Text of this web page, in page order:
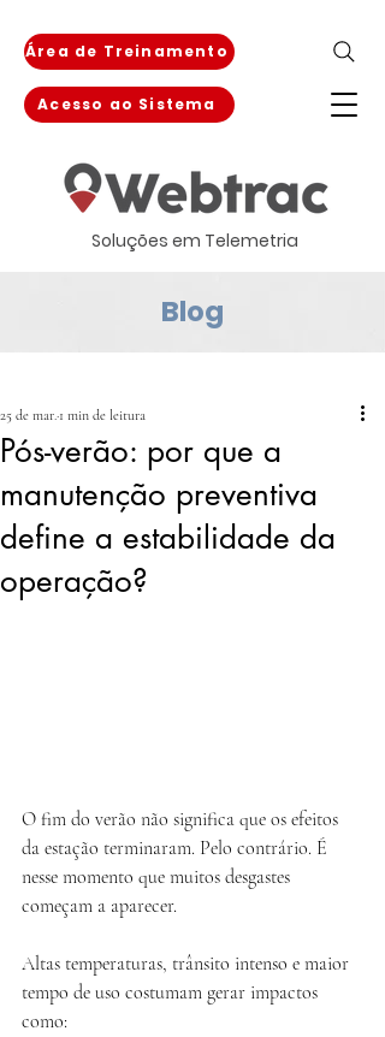
Área de Treinamento
Acesso ao Sistema
Soluções em Telemetria
Blog
Pós-verão: por que a
manutenção preventiva
define a estabilidade da
operação?
25 de mar. 1 min de leitura
O fim do verão não significa que os efeitos
da estação terminaram. Pelo contrário. É
nesse momento que muitos desgastes
começam a aparecer.
Altas temperaturas, trânsito intenso e maior
tempo de uso costumam gerar impactos
como: